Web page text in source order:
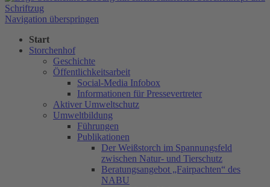
Navigation überspringen
Start
Storchenhof
Geschichte
Öffentlichkeitsarbeit
Social-Media Infobox
Informationen für Pressevertreter
Aktiver Umweltschutz
Umweltbildung
Führungen
Publikationen
Der Weißstorch im Spannungsfeld
zwischen Natur- und Tierschutz
Beratungsangebot „Fairpachten“ des
NABU